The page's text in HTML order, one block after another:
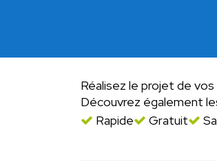
Réalisez le projet de
Découvrez également
Rapide
Gratuit